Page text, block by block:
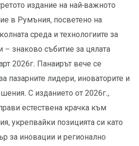
издание на най-важното
в Румъния, посветено на
среда и технологиите за
– знаково събитие за цялата
2026г. Панаирът вече се
пазарните лидери, иноваторите и
С изданието от 2026г.,
естествена крачка към
укрепвайки позицията си като
за иновации и регионално